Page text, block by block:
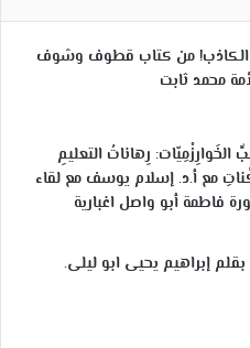
الكاذب! من كتاب قطوف وشوف
محمد ثابت
رِهاناتُ التعليمِ
مع أ.د. إسلام يوسف مع لقاء
فاطمة أبو واصل اغبارية
بقلم إبراهيم يحيى ابو ليلى.